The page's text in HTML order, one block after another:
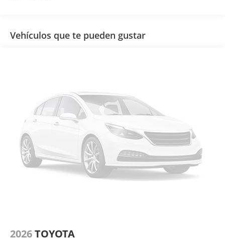
Vehículos que te pueden gustar
2026TOYOTA